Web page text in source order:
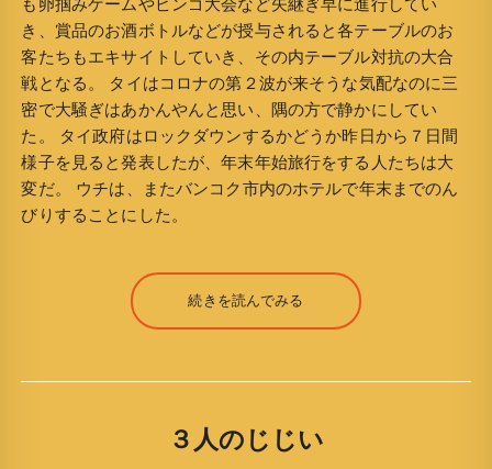
も卵掴みゲームやビンゴ大会など矢継ぎ早に進行してい
き、賞品のお酒ボトルなどが授与されると各テーブルのお
客たちもエキサイトしていき、その内テーブル対抗の大合
戦となる。 タイはコロナの第２波が来そうな気配なのに三
密で大騒ぎはあかんやんと思い、隅の方で静かにしてい
た。 タイ政府はロックダウンするかどうか昨日から７日間
様子を見ると発表したが、年末年始旅行をする人たちは大
変だ。 ウチは、またバンコク市内のホテルで年末までのん
びりすることにした。
続きを読んでみる
３人のじじい